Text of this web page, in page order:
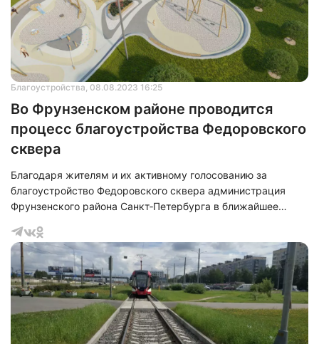
Благоустройства, 08.08.2023 16:25
Во Фрунзенском районе проводится
процесс благоустройства Федоровского
сквера
Благодаря жителям и их активному голосованию за
благоустройство Федоровского сквера администрация
Фрунзенского района Санкт‑Петербурга в ближайшее
проводятся в рамках приоритетного федерального проекта
«Формирование комфортной городской среды»
национального проекта «Жилье и городская среда».